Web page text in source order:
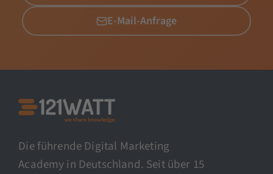
E-Mail-Anfrage
Die führende Digital Marketing
Academy in Deutschland. Seit über 15